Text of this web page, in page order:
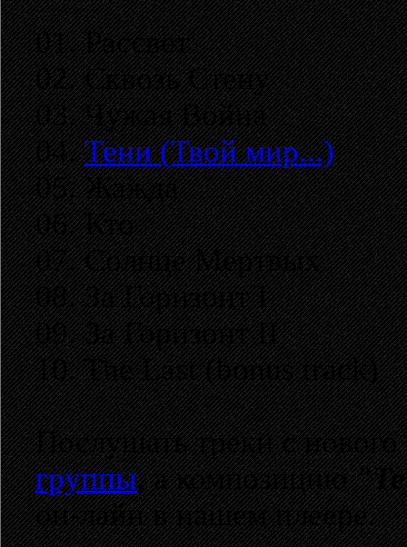
01. Рассвет
02. Сквозь Стену
03. Чужая Война
04.Тени (Твой мир...)
05. Жажда
06. Кто
07. Солнце Мертвых
08. За Горизонт I
09. За Горизонт II
10. The Last (bonus track)
Послушать треки с
группы, а композицию
он-лайн в нашем плеере.